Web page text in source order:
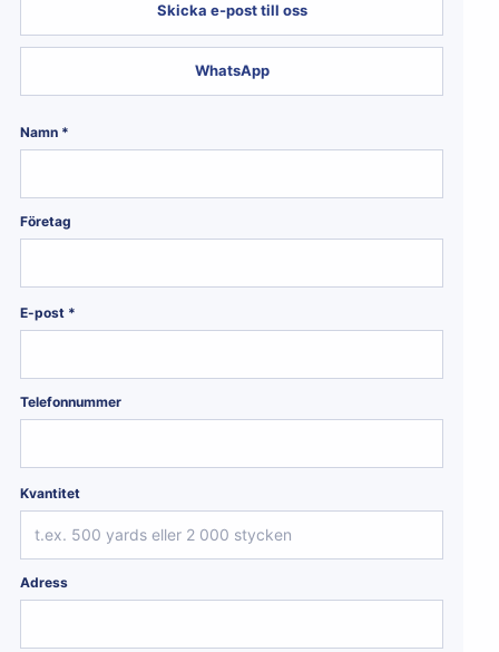
Skicka e-post till oss
WhatsApp
Namn *
Företag
E-post *
Telefonnummer
Kvantitet
Adress